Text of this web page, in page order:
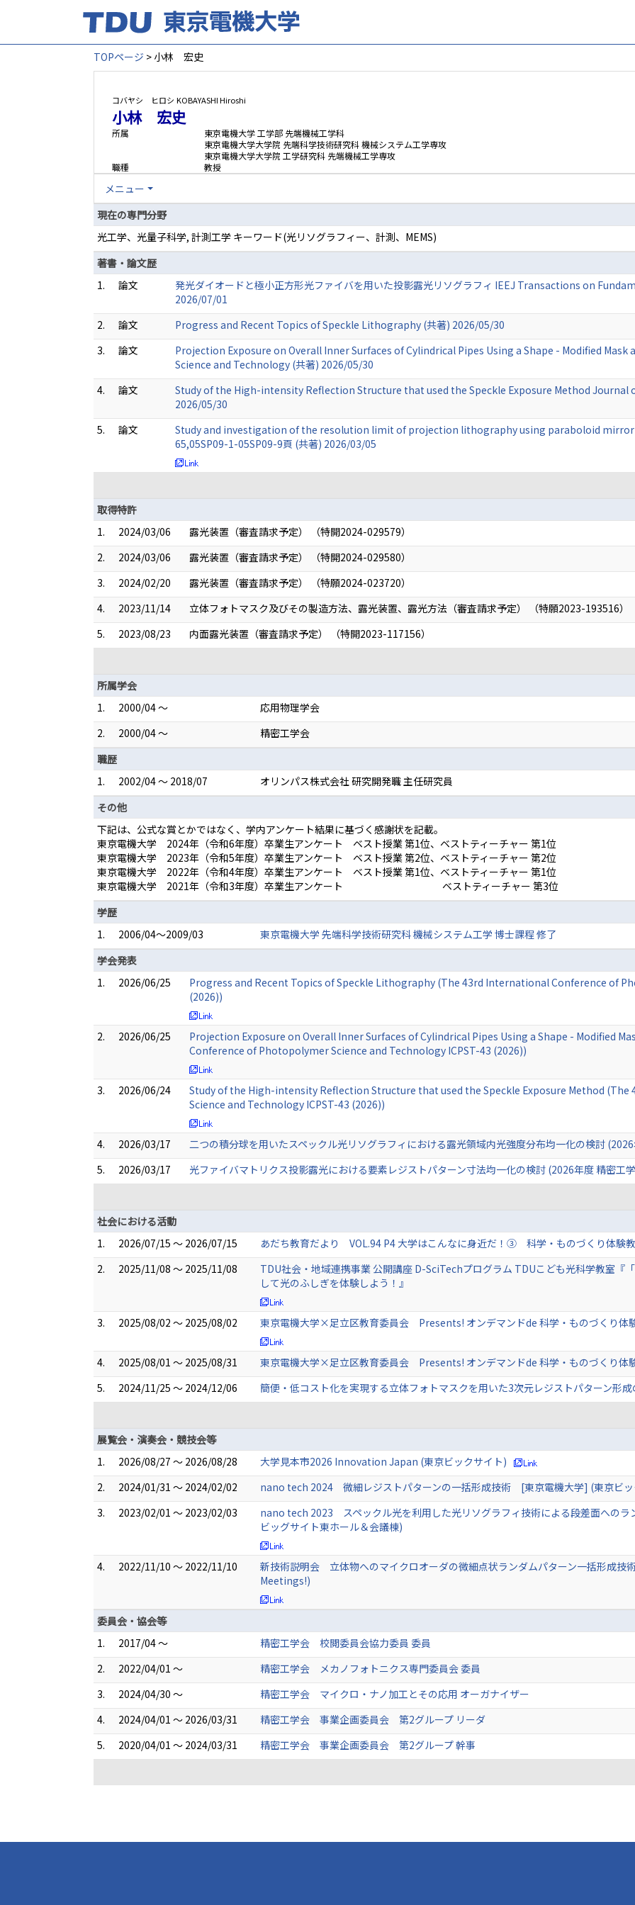
TOPページ > 小林 宏史
コバヤシ ヒロシ KOBAYASHI Hiroshi
小林 宏史
所属
東京電機大学 工学部 先端機械工学科
東京電機大学大学院 先端科学技術研究科 機械システム工学専攻
東京電機大学大学院 工学研究科 先端機械工学専攻
職種
教授
メニュー
現在の専門分野
光工学、光量子科学, 計測工学 キーワード(光リソグラフィー、計測、MEMS)
著書・論文歴
1.
論文
発光ダイオードと極小正方形光ファイバを用いた投影露光リソグラフィ IEEJ Transactions on
2026/07/01
2.
論文
Progress and Recent Topics of Speckle Lithography (共著) 2026/05/30
3.
論文
Projection Exposure on Overall Inner Surfaces of Cylindrical Pipes Using a Shape - Modified
Science and Technology (共著) 2026/05/30
4.
論文
Study of the High-intensity Reflection Structure that used the Speckle Exposure Method Journal
2026/05/30
5.
論文
Study and investigation of the resolution limit of projection lithography using paraboloid mirror
65,05SP09-1-05SP09-9頁 (共著) 2026/03/05
取得特許
1.
2024/03/06
露光装置（審査請求予定） （特開2024-029579）
2.
2024/03/06
露光装置（審査請求予定） （特開2024-029580）
3.
2024/02/20
露光装置（審査請求予定） （特願2024-023720）
4.
2023/11/14
立体フォトマスク及びその製造方法、露光装置、露光方法（審査請求予定） （特願2023-193516）
5.
2023/08/23
内面露光装置（審査請求予定） （特開2023-117156）
所属学会
1.
2000/04 ～
応用物理学会
2.
2000/04 ～
精密工学会
職歴
1.
2002/04 ～ 2018/07
オリンパス株式会社 研究開発職 主任研究員
その他
下記は、公式な賞とかではなく、学内アンケート結果に基づく感謝状を記載。
東京電機大学 2024年（令和6年度）卒業生アンケート ベスト授業 第1位、ベストティーチャー 第1位
東京電機大学 2023年（令和5年度）卒業生アンケート ベスト授業 第2位、ベストティーチャー 第2位
東京電機大学 2022年（令和4年度）卒業生アンケート ベスト授業 第1位、ベストティーチャー 第1位
東京電機大学 2021年（令和3年度）卒業生アンケート ベストティーチャー 第3位
学歴
1.
2006/04～2009/03
東京電機大学 先端科学技術研究科 機械システム工学 博士課程 修了
学会発表
1.
2026/06/25
Progress and Recent Topics of Speckle Lithography (The 43rd International Conference of
(2026))
2. 2026/06/25
Projection Exposure on Overall Inner Surfaces of Cylindrical Pipes Using a Shape - Modified
Conference of Photopolymer Science and Technology ICPST-43 (2026))
3. 2026/06/24
Study of the High-intensity Reflection Structure that used the Speckle Exposure Method
Science and Technology ICPST-43 (2026))
4. 2026/03/17
二つの積分球を用いたスペックル光リソグラフィにおける露光領域内光強度分布均一化の検討
5.
2026/03/17
光ファイバマトリクス投影露光における要素レジストパターン寸法均一化の検討 (2026年度 精密工
社会における活動
1.
2026/07/15 ～ 2026/07/15
あだち教育だより VOL.94 P4 大学はこんなに身近だ！③ 科学・ものづくり体験教
2.
2025/11/08 ～ 2025/11/08
TDU社会・地域連携事業 公開講座 D-SciTechプログラム TDUこども光科学教室『
して光のふしぎを体験しよう！』
3. 2025/08/02 ～ 2025/08/02 東京電機大学×足立区教育委員会 Presents! オンデマンドde 科学・ものづくり体
4. 2025/08/01 ～ 2025/08/31
東京電機大学×足立区教育委員会 Presents! オンデマンドde 科学・ものづくり
5.
2024/11/25 ～ 2024/12/06
簡便・低コスト化を実現する立体フォトマスクを用いた3次元レジストパターン形成
展覧会・演奏会・競技会等
1.
2026/08/27 ～ 2026/08/28
大学見本市2026 Innovation Japan (東京ビックサイト)
2.
2024/01/31 ～ 2024/02/02
nano tech 2024 微細レジストパターンの一括形成技術 [東京電機大学] (東京ビッ
3.
2023/02/01 ～ 2023/02/03
nano tech 2023 スペックル光を利用した光リソグラフィ技術による段差面へのラ
ビッグサイト東ホール＆会議棟)
4. 2022/11/10 ～ 2022/11/10
新技術説明会 立体物へのマイクロオーダの微細点状ランダムパターン一括形成
Meetings!)
委員会・協会等
1.
2017/04 ～
精密工学会 校閲委員会協力委員 委員
2.
2022/04/01 ～
精密工学会 メカノフォトニクス専門委員会 委員
3.
2024/04/30 ～
精密工学会 マイクロ・ナノ加工とその応用 オーガナイザー
4.
2024/04/01 ～ 2026/03/31
精密工学会 事業企画委員会 第2グループ リーダ
5.
2020/04/01 ～ 2024/03/31
精密工学会 事業企画委員会 第2グループ 幹事